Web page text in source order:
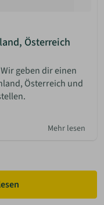
Österreich
geben dir einen
Österreich und
Mehr lesen